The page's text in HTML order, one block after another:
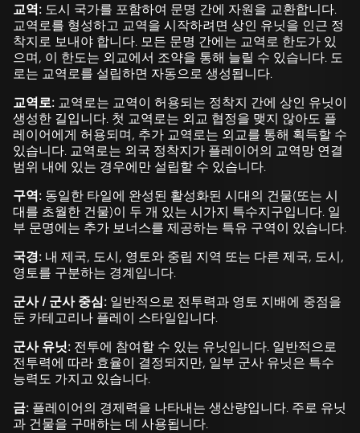
교역: 도시 국가를 포함하여 문명 간에 자원을 교환합니다.
교역로를 형성하고 교역을 시작하려면 상인 유닛을 인근 정
착지로 보내야 합니다. 모든 문명 간에는 교역로 한도가 있
으며, 이 한도는 외교에서 조약을 통해 늘릴 수 있습니다. 도
로는 교역로를 설립하면 자동으로 생성됩니다.
교역로: 교역로는 교역이 허용되는 정착지 간에 상인 유닛이
생성한 길입니다. 첫 교역로는 외교 협정을 맺지 않아도 플
레이어에게 허용되며, 추가 교역로는 외교를 통해 획득할 수
있습니다. 교역로는 외국 정착지가 플레이어의 교역망 연결
범위 내에 있는 경우에만 설립할 수 있습니다.
구역: 동일한 타일에 완성된 활성화된 시대의 건물(또는 시
대를 초월한 건물)이 두 개 있는 시가지 특수지구입니다. 일
부 문명에는 추가 보너스를 제공하는 특유 구역이 있습니다.
국경: 내 제국, 도시, 영토와 중립 지역 또는 다른 제국, 도시,
영토를 구분하는 경계입니다.
군사 / 군사 중심: 일반적으로 전투력과 영토 지배에 중점을
둔 카테고리나 플레이 스타일입니다.
군사 유닛: 전투에 참여할 수 있는 유닛입니다. 일반적으로
전투력에 따라 효율이 결정되지만, 일부 군사 유닛은 특수
능력도 가지고 있습니다.
금: 플레이어의 경제력을 나타내는 생산량입니다. 주로 유닛
과 건물을 구매하는 데 사용됩니다.